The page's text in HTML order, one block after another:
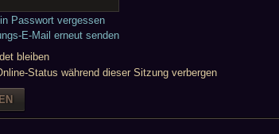
Passwort vergessen
E-Mail erneut senden
bleiben
Status während dieser Sitzung verbergen